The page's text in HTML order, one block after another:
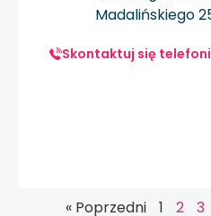
Madalińskiego
Skontaktuj się
« Poprzedni 1 2 3